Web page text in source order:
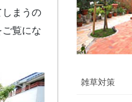
しまうの
覧にな
雑草対策